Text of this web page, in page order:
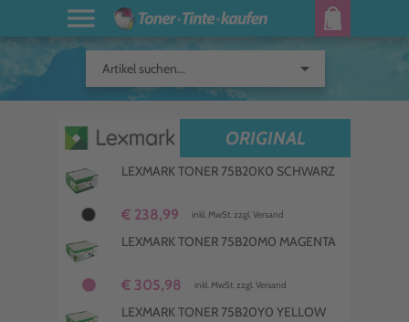
Artikel suchen... arrow_drop_down
ORIGINAL
LEXMARK TONER 75B20K0 SCHWARZ
€ 238,99 inkl. MwSt. zzgl. Versand
LEXMARK TONER 75B20M0 MAGENTA
€ 305,98 inkl. MwSt. zzgl. Versand
LEXMARK TONER 75B20Y0 YELLOW